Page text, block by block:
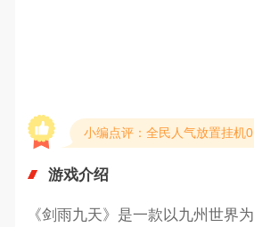
小编点评：全民人气放置挂机
游戏介绍
《剑雨九天》是一款以九州世界